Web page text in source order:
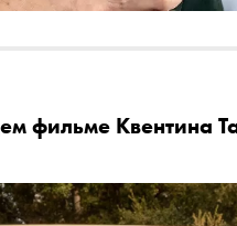
фильме Квентина